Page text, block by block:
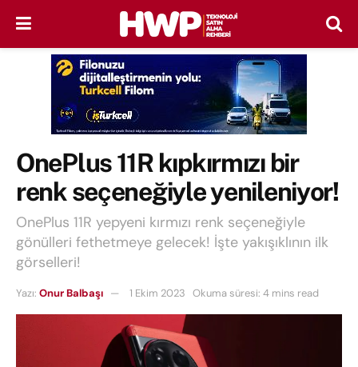
OnePlus 11R kıpkırmızı bir
renk seçeneğiyle yenileniyor!
OnePlus 11R yepyeni kırmızı renk seçeneğiyle
gönülleri fethetmeye gelecek! İşte yakışıklının ilk
görselleri!
Yazı: Onur Balbaşı 1 Ekim 2023 Okuma süresi: 4 mins read